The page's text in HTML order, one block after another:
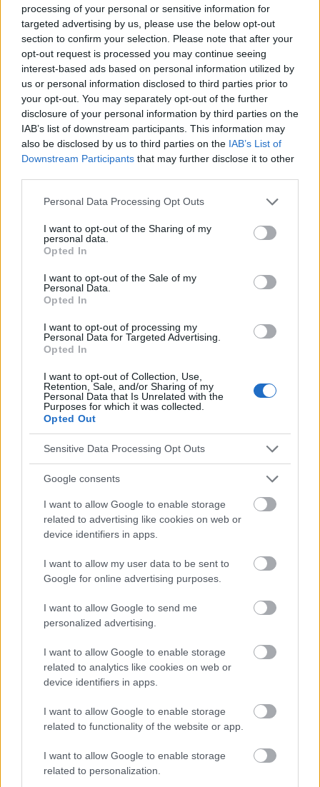
processing of your personal or sensitive information for
targeted advertising by us, please use the below opt-out
section to confirm your selection. Please note that after your
opt-out request is processed you may continue seeing
interest-based ads based on personal information utilized by
us or personal information disclosed to third parties prior to
your opt-out. You may separately opt-out of the further
disclosure of your personal information by third parties on the
IAB’s list of downstream participants. This information may
also be disclosed by us to third parties on the IAB’s List of
Downstream Participants that may further disclose it to other
Please note that this website/app uses one or more Google
not limited to your visit or usage behaviour. You may click to
grant or deny consent to Google and its third-party tags to
use your data for below specified purposes in below Google
consent section.
Personal Data Processing Opt Outs
I want to opt-out of the Sharing of my
personal data.
Opted In
I want to opt-out of the Sale of my
Personal Data.
Opted In
I want to opt-out of processing my
Personal Data for Targeted Advertising.
Opted In
I want to opt-out of Collection, Use,
Retention, Sale, and/or Sharing of my
Personal Data that Is Unrelated with the
Purposes for which it was collected.
Opted Out
Sensitive Data Processing Opt Outs
Google consents
I want to allow Google to enable storage
related to advertising like cookies on web or
device identifiers in apps.
I want to allow my user data to be sent to
Google for online advertising purposes.
I want to allow Google to send me
personalized advertising.
I want to allow Google to enable storage
related to analytics like cookies on web or
device identifiers in apps.
I want to allow Google to enable storage
related to functionality of the website or app.
I want to allow Google to enable storage
related to personalization.
moyenne. Il s'agit d'un conduit délicat ; lorsqu'il ne
fonctionne plus correctement, il y a unrisque de
développer une inflammation et d'autres
dysfonctionnements. Les symptômes les plus
courants sont les suivants
détérioration de l'audition
des bourdonnements
troubles de l'équilibre
Lésions dysbariques
Communémentappelée "oreille d'avion
", cette
affection touche les personnes ayant subi des
changements d'altitude ou de pression. Elle peut se
manifester dans une ou deux oreilles et l'intensité
de la douleur varie en fonction de la prédisposition
de la personne touchée. Certaines personnes
peuvent également souffrir de
l'audition
Les experts conseillent les mesures préventives à
mettre en œuvre pour que la lésion dysbare ne soit
pas si grave.
bâiller, mâcher du chewing-gum, sucer des
bonbons, avaler de la salive
éviter de dormir pendant l'ascension et
l'atterrissage
éviter de prendre l'avion en cas de rhume,
d'infection des sinus ou du nez
Les personnes qui pensent souffrir d'une infection